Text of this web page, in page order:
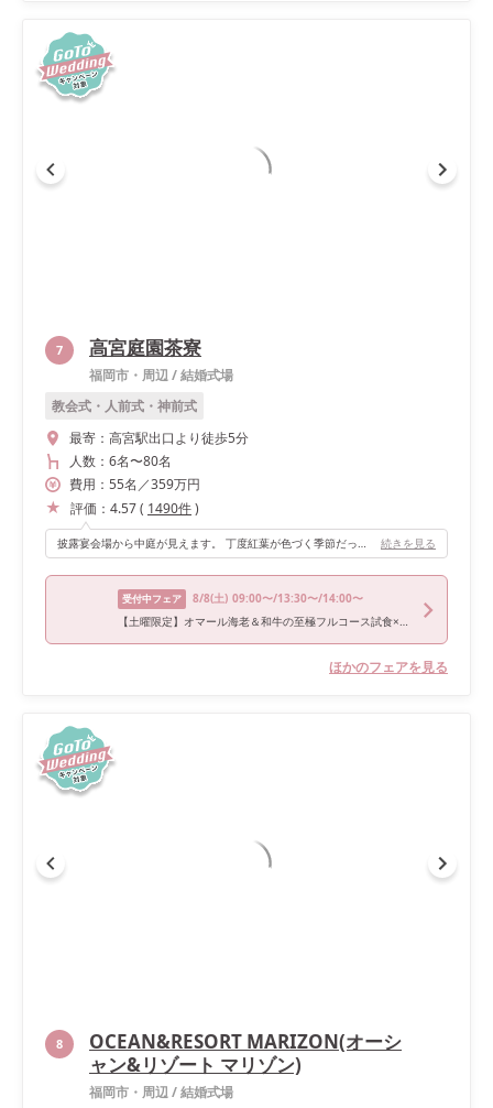
7
福岡市・周辺/結婚式場
高宮庭園茶寮
教会式・人前式・神前式
最寄： 高宮駅出口より徒歩5分
人数： 6名〜80名
費用： 55名 ／359万円
評価： 4.57( 1490件)
披露宴会場から中庭が見えます。 丁度紅葉が色づく季節だったので、最高のロケーションでした。 紅葉が色づく庭園を背景に、光が沢山入る明るい空間で沢山写真を残すことができました。 通年、季節によってお花や緑が移り変わるそうで、どのシーズンでも美しい場所で披露宴を挙げることができると思います♪ 続きを見る
受付中フェア 8/8(土) 09:00〜/13:30〜/14:00〜
【土曜限定】オマール海老＆和牛の至極フルコース試食×趣き溢れる邸宅見学＆7大特典
ほかのフェアを見る
8
福岡市・周辺/結婚式場
OCEAN&RESORT MARIZON(オーシ
ャン&リゾート マリゾン)